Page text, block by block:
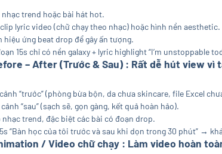
nhạc trend hoặc bài hát hot.
lyric video (chữ chạy theo nhạc) hoặc hình nền aesthetic.
hiệu ứng beat drop để gây ấn tượng.
15s chỉ có nền galaxy + lyric highlight “I’m unstoppable
– After (Trước & Sau) : Rất dễ hút view vì
cảnh “trước” (phòng bừa bộn, da chưa skincare, file Excel
“sau” (sạch sẽ, gọn gàng, kết quả hoàn hảo).
nhạc trend, đặc biệt các bài có đoạn drop.
“Bàn học của tôi trước và sau khi dọn trong 30 phút” →
/ Video chữ chạy : Làm video hoàn